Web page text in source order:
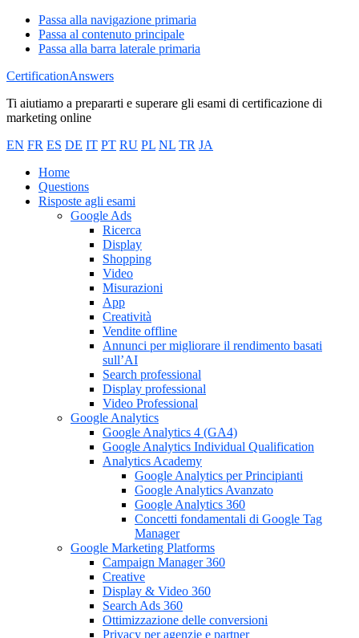
Passa alla navigazione primaria
Passa al contenuto principale
Passa alla barra laterale primaria
CertificationAnswers
Ti aiutiamo a prepararti e superare gli esami di certificazione di
marketing online
EN FR ES DE IT PT RU PL NL TR JA
Home
Questions
Risposte agli esami
Google Ads
Ricerca
Display
Shopping
Video
Misurazioni
App
Creatività
Vendite offline
Annunci per migliorare il rendimento basati
sull’AI
Search professional
Display professional
Video Professional
Google Analytics
Google Analytics 4 (GA4)
Google Analytics Individual Qualification
Analytics Academy
Google Analytics per Principianti
Google Analytics Avanzato
Google Analytics 360
Concetti fondamentali di Google Tag
Manager
Google Marketing Platforms
Campaign Manager 360
Creative
Display & Video 360
Search Ads 360
Ottimizzazione delle conversioni
Privacy per agenzie e partner